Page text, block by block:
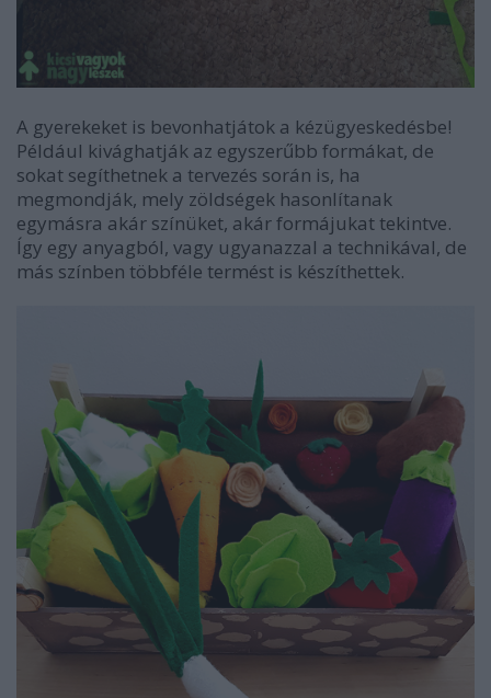
A gyerekeket is bevonhatjátok a kézügyeskedésbe!
Például kivághatják az egyszerűbb formákat, de
sokat segíthetnek a tervezés során is, ha
megmondják, mely zöldségek hasonlítanak
egymásra akár színüket, akár formájukat tekintve.
Így egy anyagból, vagy ugyanazzal a technikával, de
más színben többféle termést is készíthettek.